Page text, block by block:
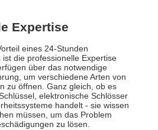
Expertise
eines 24-Stunden
die professionelle Expertise
über das notwendige
um verschiedene Arten von
zu öffnen. Ganz gleich, ob es
elektronische Schlösser
handelt - sie wissen
müssen, um das Problem
zu lösen.